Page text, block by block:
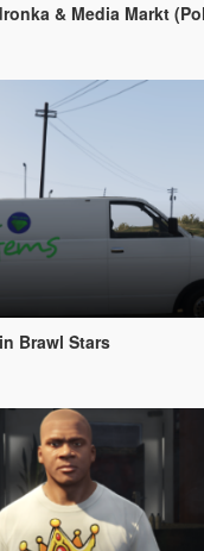
& Media Markt
Brawl Stars